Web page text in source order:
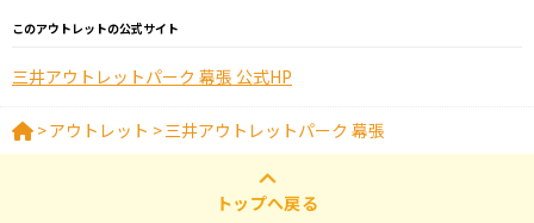
このアウトレットの公式サイト
三井アウトレットパーク 幕張 公式HP
>アウトレット >三井アウトレットパーク 幕張
トップへ戻る